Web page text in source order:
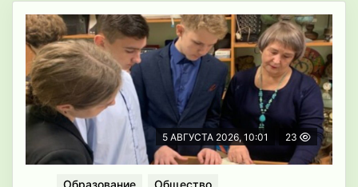
5 АВГУСТА 2026, 10:01 23
Образование Общество